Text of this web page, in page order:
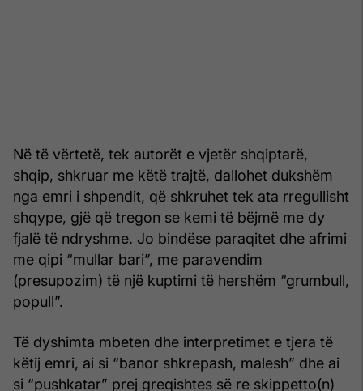
Në të vërtetë, tek autorët e vjetër shqiptarë,
shqip, shkruar me këtë trajtë, dallohet dukshëm
nga emri i shpendit, që shkruhet tek ata rregullisht
shqype, gjë që tregon se kemi të bëjmë me dy
fjalë të ndryshme. Jo bindëse paraqitet dhe afrimi
me qipi “mullar bari”, me paravendim
(presupozim) të një kuptimi të hershëm “grumbull,
popull”.
Të dyshimta mbeten dhe interpretimet e tjera të
këtij emri, ai si “banor shkrepash, malesh” dhe ai
si “pushkatar” prej greqishtes së re skippetto(n)